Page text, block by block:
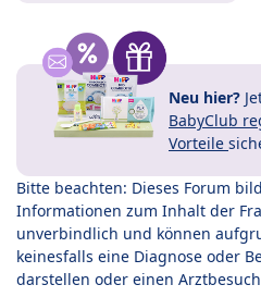
Neu hier?
BabyClub
Vorteile
Bitte beachten: Dieses Forum
Informationen zum Inhalt der
unverbindlich und können
keinesfalls eine Diagnose oder
darstellen oder einen